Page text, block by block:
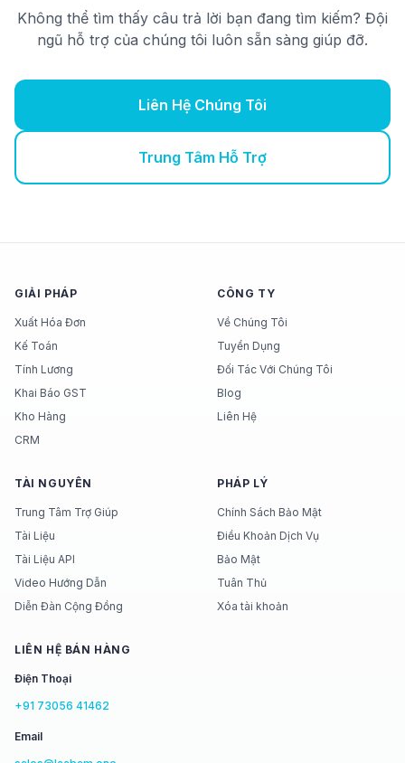
Không thể tìm thấy câu trả lời bạn đang tìm kiếm? Đội
ngũ hỗ trợ của chúng tôi luôn sẵn sàng giúp đỡ.
Liên Hệ Chúng Tôi
Trung Tâm Hỗ Trợ
GIẢI PHÁP
Xuất Hóa Đơn
Kế Toán
Tính Lương
Khai Báo GST
Kho Hàng
CRM
CÔNG TY
Về Chúng Tôi
Tuyển Dụng
Đối Tác Với Chúng Tôi
Blog
Liên Hệ
TÀI NGUYÊN
Trung Tâm Trợ Giúp
Tài Liệu
Tài Liệu API
Video Hướng Dẫn
Diễn Đàn Cộng Đồng
PHÁP LÝ
Chính Sách Bảo Mật
Điều Khoản Dịch Vụ
Bảo Mật
Tuân Thủ
Xóa tài khoản
LIÊN HỆ BÁN HÀNG
Điện Thoại
+91 73056 41462
Email